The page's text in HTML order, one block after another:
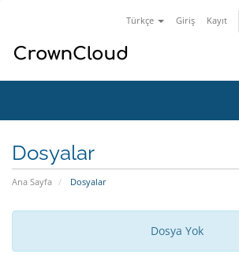
Türkçe Giriş Kayıt
Dosyalar
Ana Sayfa Dosyalar
Dosya Yok